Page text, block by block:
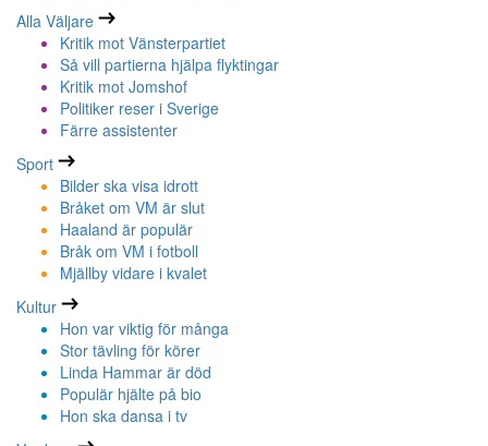
Alla Väljare
Kritik mot Vänsterpartiet
Så vill partierna hjälpa flyktingar
Kritik mot Jomshof
Politiker reser i Sverige
Färre assistenter
Sport
Bilder ska visa idrott
Bråket om VM är slut
Haaland är populär
Bråk om VM i fotboll
Mjällby vidare i kvalet
Kultur
Hon var viktig för många
Stor tävling för körer
Linda Hammar är död
Populär hjälte på bio
Hon ska dansa i tv